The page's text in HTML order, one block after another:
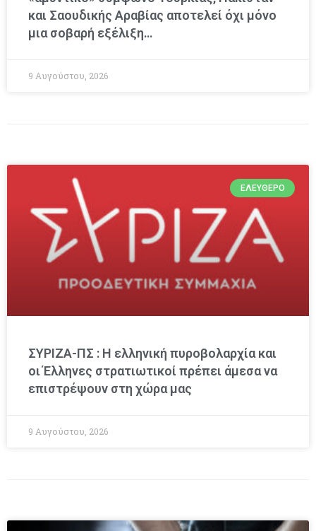
και Σαουδικής Αραβίας αποτελεί όχι μόνο
μια σοβαρή εξέλιξη…
9 Αυγούστου, 2026
ΕΛΕΎΘΕΡΟ
ΣΥΡΙΖΑ-ΠΣ : Η ελληνική πυροβολαρχία και
οι Έλληνες στρατιωτικοί πρέπει άμεσα να
επιστρέψουν στη χώρα μας
9 Αυγούστου, 2026